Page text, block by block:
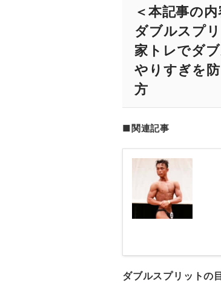
＜本記事の
ダブルスプ
家トレでダ
やりすぎを
方
■関連記事
ダブルスプリットの